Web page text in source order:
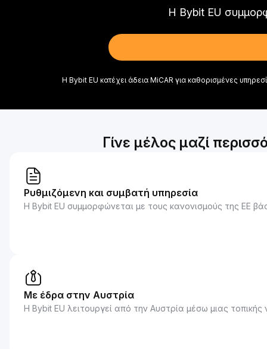
Η Bybit EU
Η Bybit EU κατέχει άδεια MiCAR για καθορισμένες
Γίνε μέλος μαζί
Ρυθμιζόμενη και συμβατή υπηρεσία
Η Bybit EU συμμορφώνεται με τους κανονισμούς της ΕΕ
Με έδρα στην Αυστρία
Η Bybit EU λειτουργεί από την Αυστρία μέσω μιας τοπικής